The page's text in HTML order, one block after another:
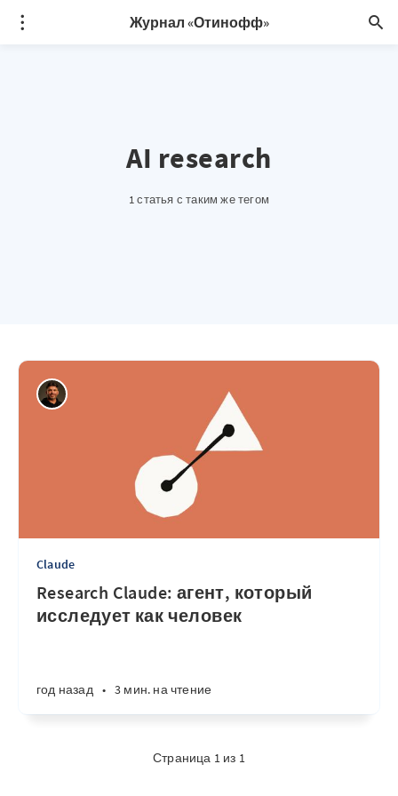
Журнал «Отинофф»
AI research
1 статья с таким же тегом
Claude
Research Claude: агент, который
исследует как человек
год назад • 3 мин. на чтение
Страница 1 из 1